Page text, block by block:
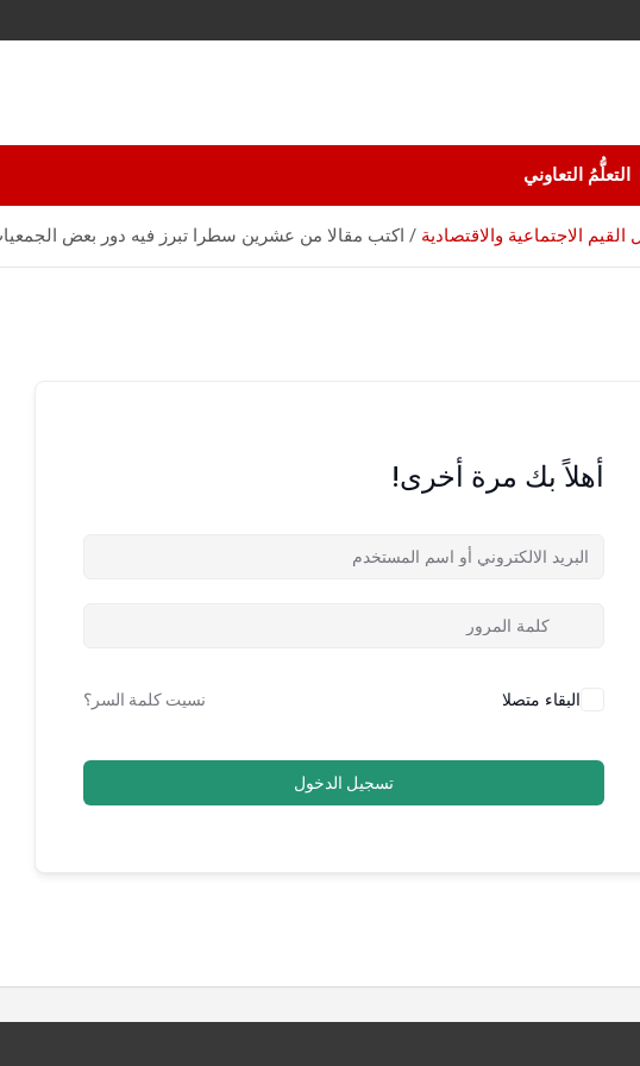
التعلُّمُ التعاوني
القيم الاجتماعية والاقتصادية اكتب مقالا من عشرين سطرا تبرز فيه دور بعض
أهلاً بك مرة أخرى!
البقاء متصلا نسيت كلمة السر؟
تسجيل الدخول